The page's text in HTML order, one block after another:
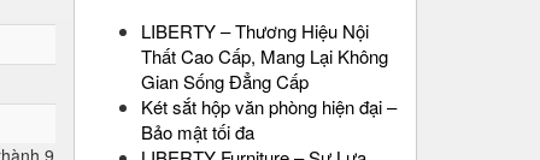
9
LIBERTY – Thương Hiệu Nội
Thất Cao Cấp, Mang Lại Không
Gian Sống Đẳng Cấp
Két sắt hộp văn phòng hiện đại –
Bảo mật tối đa